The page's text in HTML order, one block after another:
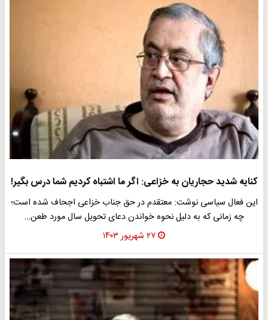
کنایه شدید حجاریان به خزاعی: اگر ما اشتباه کردیم شما درس بگیر!
این فعال سیاسی نوشت: معتقدم در حق جناب خزاعی اجحاف شده است؛
چه زمانی ‌که به‌ دلیل نحوه خواندن دعای تحویل سال مورد طعن…
۲۷ شهریور ۱۴۰۳